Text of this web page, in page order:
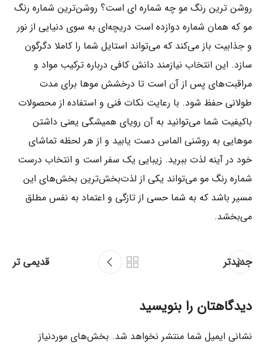
روشن ترین رنگ مو چه شماره ای است؟ روشن‌ترین شماره رنگ
مو که همان شماره دوازده است دریچه‌ای به سوی دنیایی از نور
و جذابیت باز می‌کند که می‌تواند استایل شما را کاملا دگرگون
سازد. این انتخاب نیازمند دانش کافی درباره ترکیب مواد و
مراقبت‌های پس از آن است تا درخشش موها برای مدت
طولانی حفظ شود. با رعایت نکات فنی و استفاده از محصولات
باکیفیت شما می‌توانید به آن رویای همیشگی یعنی داشتن
موهایی به روشنی الماس دست یابید و از هر لحظه تماشای
خود در آینه لذت ببرید. زیبایی یک سفر است و انتخاب درست
شماره رنگ مو می‌تواند یکی از لذت‌بخش‌ترین بخش‌های این
مسیر باشد که به شما حسی از تازگی و اعتماد به نفس مطلق
می‌بخشد.
جدیدتر قدیمی تر
دیدگاهتان را بنویسید
نشانی ایمیل شما منتشر نخواهد شد. بخش‌های موردنیاز